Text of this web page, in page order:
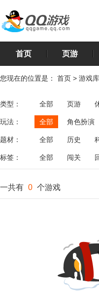
首页 页游
您现在的位置是： 首页 > 游戏库
类型： 全部 页游
玩法： 全部 角色扮演
飞行
恋爱
题材： 全部 历史
标签： 全部 闯关
一共有 0 个游戏